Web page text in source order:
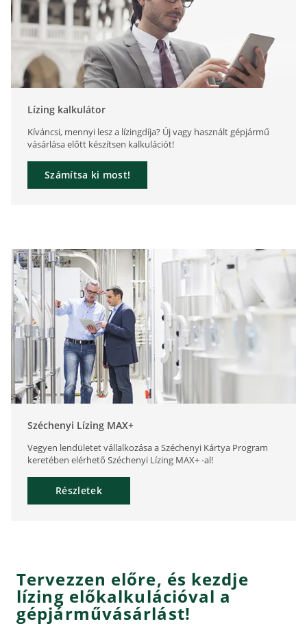
Lízing kalkulátor
Kíváncsi, mennyi lesz a lízingdíja? Új vagy használt gépjármű
vásárlása előtt készítsen kalkulációt!
Számítsa ki most!
Széchenyi Lízing MAX+
Vegyen lendületet vállalkozása a Széchenyi Kártya Program
keretében elérhető Széchenyi Lízing MAX+ -al!
Részletek
Tervezzen előre, és kezdje
lízing előkalkulációval a
gépjárművásárlást!